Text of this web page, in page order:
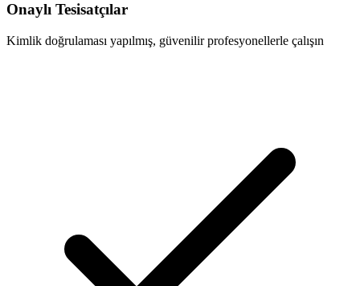
Onaylı Tesisatçılar
Kimlik doğrulaması yapılmış, güvenilir profesyonellerle çalışın